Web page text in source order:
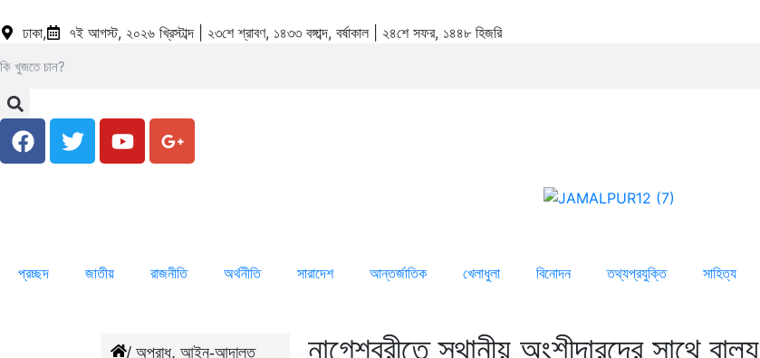
ঢাকা, ৭ই আগস্ট, ২০২৬ খ্রিস্টাব্দ | ২৩শে শ্রাবণ, ১৪৩৩ বঙ্গাব্দ, বর্ষাকাল | ২৪শে সফর, ১৪৪৮ হিজরি
প্রচ্ছদ জাতীয় রাজনীতি অর্থনীতি সারাদেশ আন্তর্জাতিক খেলাধুলা বিনোদন তথ্যপ্রযুক্তি সাহিত্য
/ অপরাধ, আইন-আদালত
নাগেশ্বরীতে স্থানীয় অংশীদারদের সাথে বাল্য